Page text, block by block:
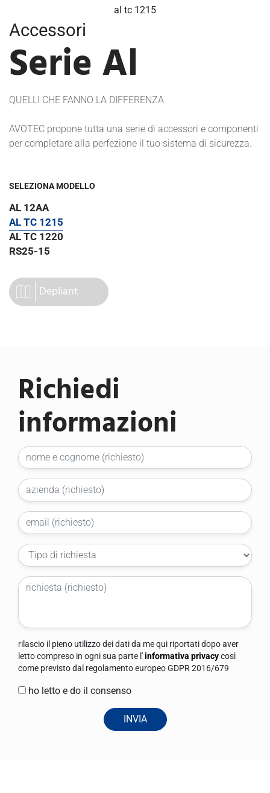
al tc 1220
Accessori
Serie Al
QUELLI CHE FANNO LA DIFFERENZA
AVOTEC propone tutta una serie di accessori e componenti
per completare alla perfezione il tuo sistema di sicurezza.
SELEZIONA MODELLO
AL 12AA
AL TC 1215
AL TC 1220
RS25-15
Depliant
Richiedi
informazioni
rilascio il pieno utilizzo dei dati da me qui riportati dopo aver
letto compreso in ogni sua parte l'informativa privacy
come previsto dal regolamento europeo GDPR 2016/679
ho letto e do il consenso
INVIA